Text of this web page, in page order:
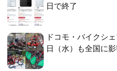
日で終了
ドコモ・バイクシ
日（水）も全国に